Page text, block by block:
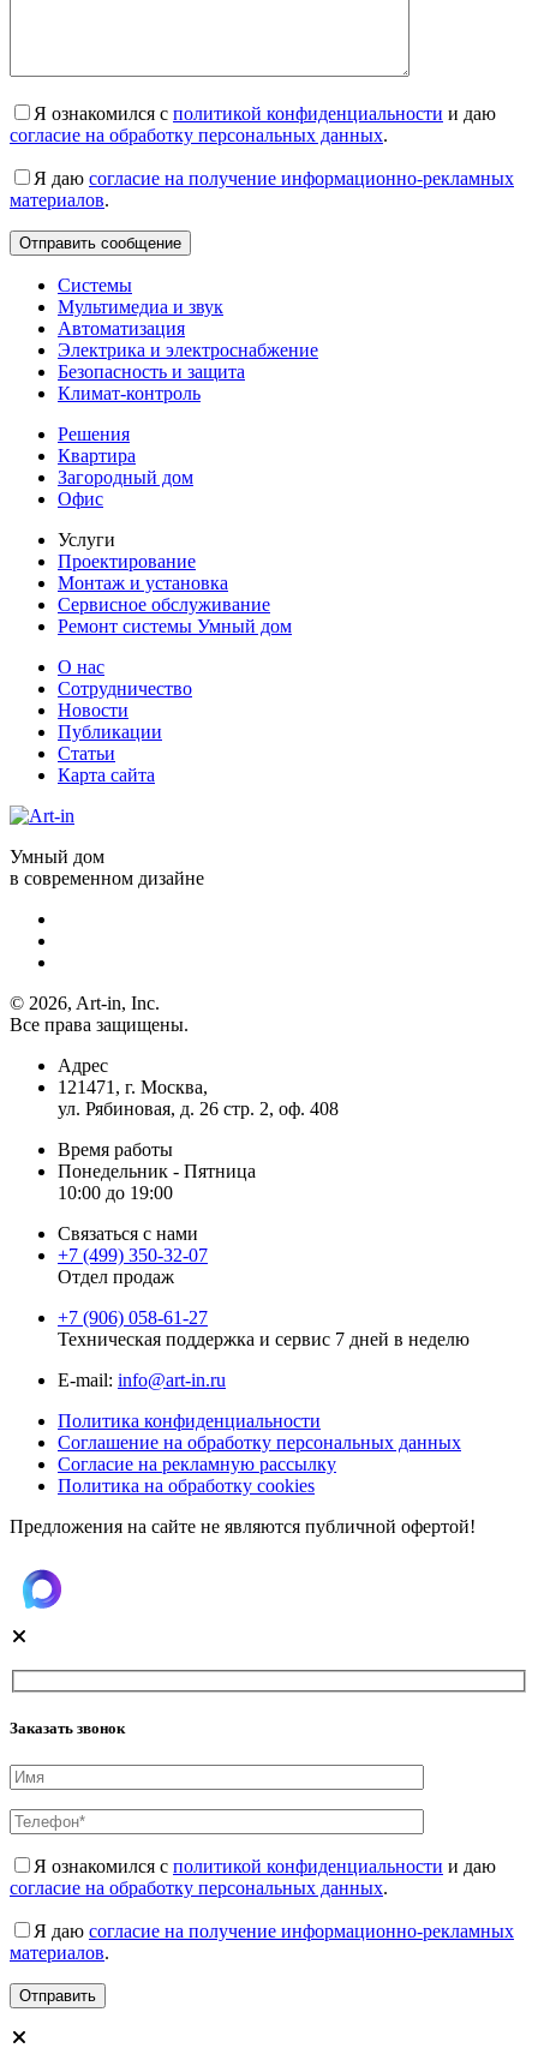
Я ознакомился с политикой конфиденциальности и даю
согласие на обработку персональных данных.
Я даю согласие на получение информационно-рекламных
материалов.
Системы
Мультимедиа и звук
Автоматизация
Электрика и электроснабжение
Безопасность и защита
Климат-контроль
Решения
Квартира
Загородный дом
Офис
Услуги
Проектирование
Монтаж и установка
Сервисное обслуживание
Ремонт системы Умный дом
О нас
Сотрудничество
Новости
Публикации
Статьи
Карта сайта
Умный дом
в современном дизайне
© 2026, Art-in, Inc.
Все права защищены.
Адрес
121471, г. Москва,
ул. Рябиновая, д. 26 стр. 2, оф. 408
Время работы
Понедельник - Пятница
10:00 до 19:00
Связаться с нами
+7 (499) 350-32-07
Отдел продаж
+7 (906) 058-61-27
Техническая поддержка и сервис 7 дней в неделю
Е-mail: info@art-in.ru
Политика конфиденциальности
Соглашение на обработку персональных данных
Согласие на рекламную рассылку
Политика на обработку cookies
Предложения на сайте не являются публичной офертой!
Заказать звонок
Я ознакомился с политикой конфиденциальности и даю
согласие на обработку персональных данных.
Я даю согласие на получение информационно-рекламных
материалов.